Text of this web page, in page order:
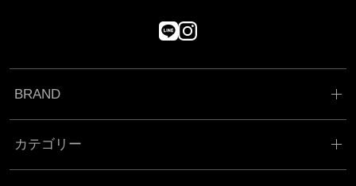
BRAND
カテゴリー